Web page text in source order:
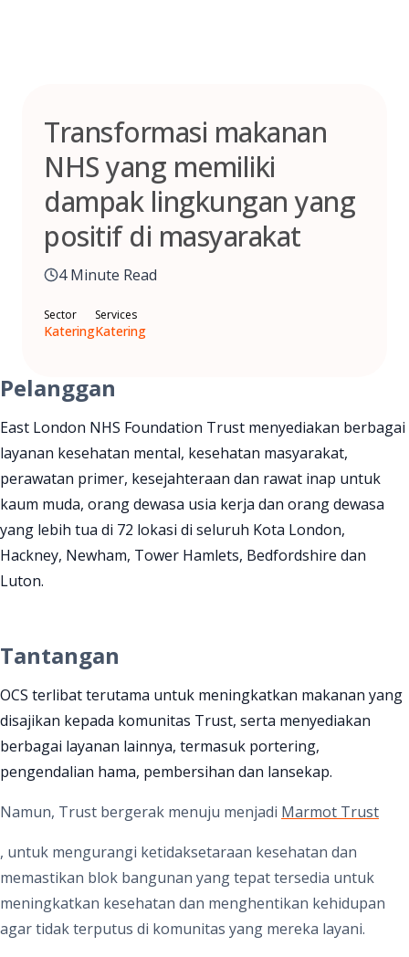
Transformasi makanan
NHS yang memiliki
dampak lingkungan yang
positif di masyarakat
4 Minute Read
Sector
Katering
Services
Katering
Pelanggan
East London NHS Foundation Trust menyediakan berbagai
layanan kesehatan mental, kesehatan masyarakat,
perawatan primer, kesejahteraan dan rawat inap untuk
kaum muda, orang dewasa usia kerja dan orang dewasa
yang lebih tua di 72 lokasi di seluruh Kota London,
Hackney, Newham, Tower Hamlets, Bedfordshire dan
Luton.
Tantangan
OCS terlibat terutama untuk meningkatkan makanan yang
disajikan kepada komunitas Trust, serta menyediakan
berbagai layanan lainnya, termasuk portering,
pengendalian hama, pembersihan dan lansekap.
Namun, Trust bergerak menuju menjadi Marmot Trust
, untuk mengurangi ketidaksetaraan kesehatan dan
memastikan blok bangunan yang tepat tersedia untuk
meningkatkan kesehatan dan menghentikan kehidupan
agar tidak terputus di komunitas yang mereka layani.